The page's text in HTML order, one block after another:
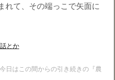
れて、その端っこで矢面に
とか
日はこの間からの引き続きの『農